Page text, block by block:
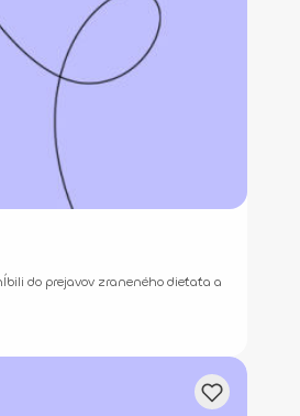
do prejavov zraneného dieťaťa a